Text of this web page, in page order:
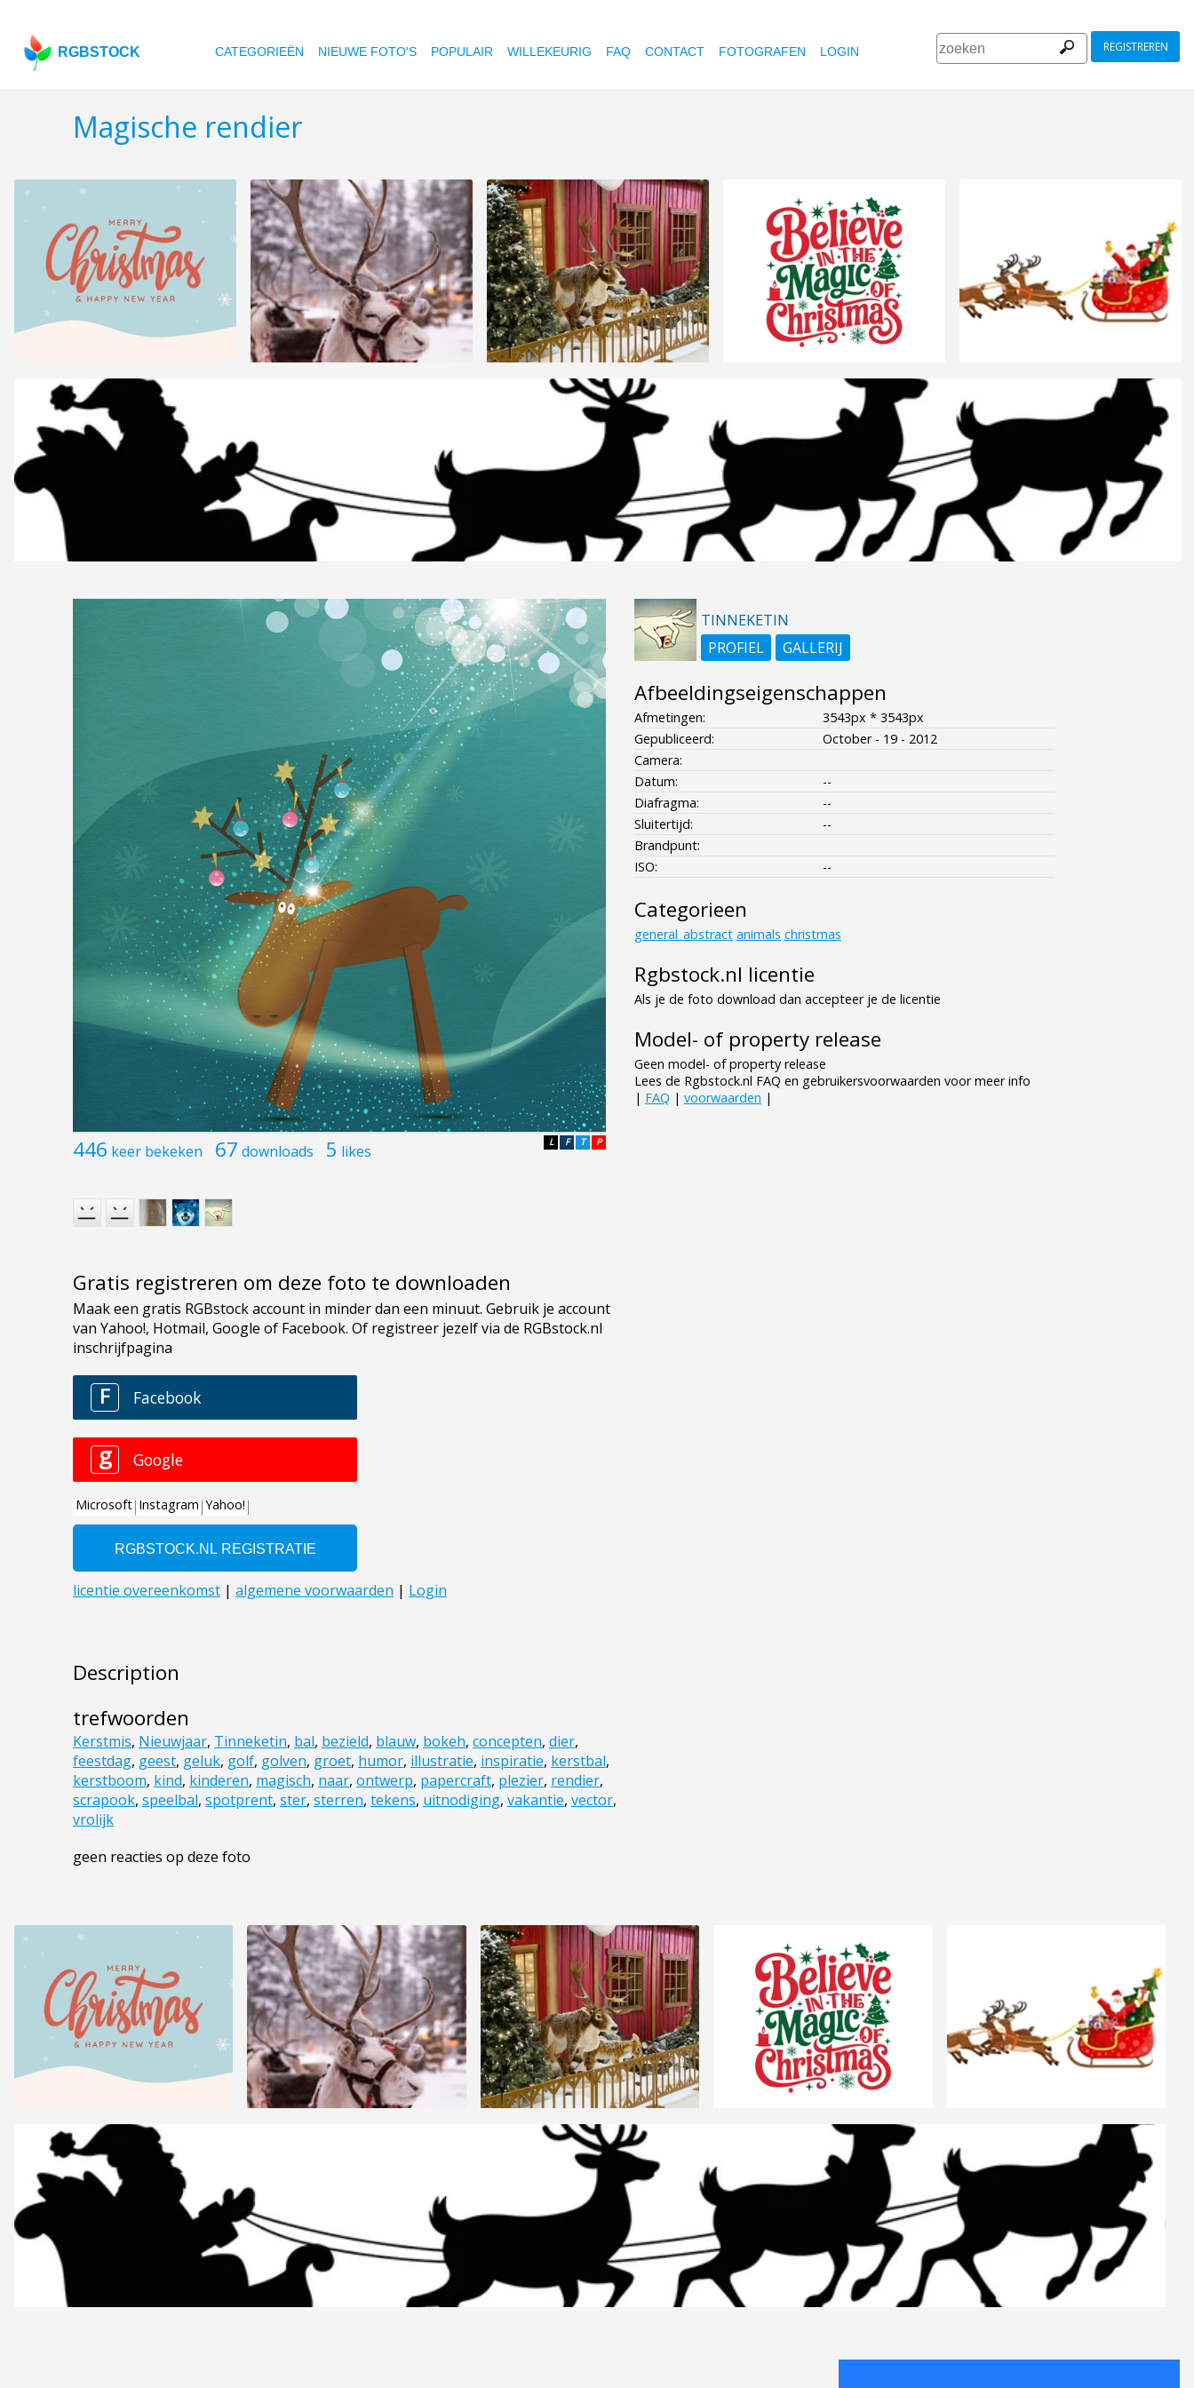
RGBSTOCK CATEGORIEËN NIEUWE FOTO'S POPULAIR WILLEKEURIG FAQ CONTACT FOTOGRAFEN LOGIN REGISTREREN
Magische rendier
446 keer bekeken 67 downloads 5 likes P
T
F
L
Gratis registreren om deze foto te downloaden
Description
trefwoorden
Kerstmis, Nieuwjaar, Tinneketin, bal, bezield, blauw, bokeh, concepten, dier,
feestdag, geest, geluk, golf, golven, groet, humor, illustratie, inspiratie, kerstbal,
kerstboom, kind, kinderen, magisch, naar, ontwerp, papercraft, plezier, rendier,
scrapook, speelbal, spotprent, ster, sterren, tekens, uitnodiging, vakantie, vector,
vrolijk
geen reacties op deze foto
TINNEKETIN
PROFIEL
GALLERIJ
Afbeeldingseigenschappen
Afmetingen:
3543px * 3543px
Gepubliceerd:
October - 19 - 2012
Camera:
Datum:
--
Diafragma:
--
Sluitertijd:
--
Brandpunt:
ISO:
--
Categorieen
general_abstract animals christmas
Rgbstock.nl licentie
Als je de foto download dan accepteer je de licentie
Model- of property release
Geen model- of property release
Lees de Rgbstock.nl FAQ en gebruikersvoorwaarden voor meer info
| FAQ | voorwaarden |